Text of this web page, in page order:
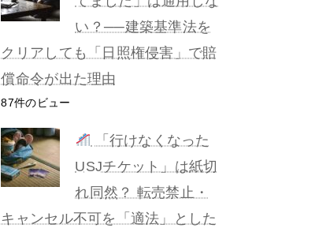
い？──建築基準法を
クリアしても「日照権侵害」で賠
償命令が出た理由
87件のビュー
「行けなくなった
USJチケット」は紙切
れ同然？ 転売禁止・
キャンセル不可を「適法」とした